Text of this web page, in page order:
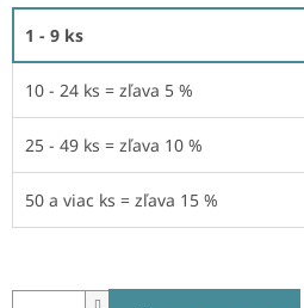
1 - 9 ks
10 - 24 ks = zľava 5 %
25 - 49 ks = zľava 10 %
50 a viac ks = zľava 15 %